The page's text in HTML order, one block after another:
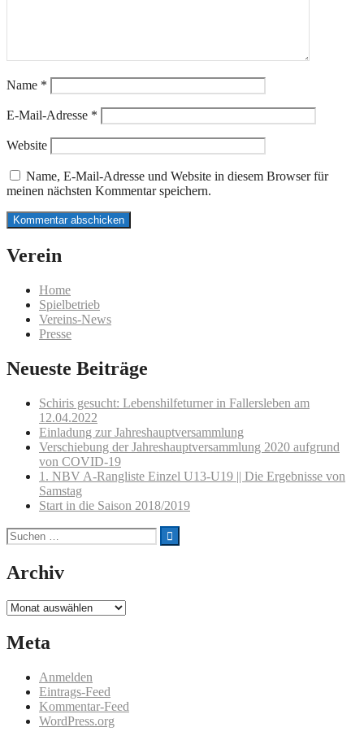
Name *
E-Mail-Adresse *
Website
Name, E-Mail-Adresse und Website in diesem Browser für
meinen nächsten Kommentar speichern.
Verein
Home
Spielbetrieb
Vereins-News
Presse
Neueste Beiträge
Schiris gesucht: Lebenshilfeturner in Fallersleben am
12.04.2022
Einladung zur Jahreshauptversammlung
Verschiebung der Jahreshauptversammlung 2020 aufgrund
von COVID-19
1. NBV A-Rangliste Einzel U13-U19 || Die Ergebnisse von
Samstag
Start in die Saison 2018/2019
Suchen
nach:
Archiv
Archiv
Meta
Anmelden
Eintrags-Feed
Kommentar-Feed
WordPress.org